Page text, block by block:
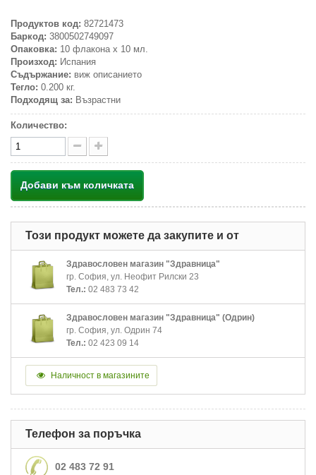
Продуктов код: 82721473
Баркод: 3800502749097
Опаковка: 10 флакона х 10 мл.
Произход: Испания
Съдържание: виж описанието
Тегло: 0.200 кг.
Подходящ за: Възрастни
Количество:
Добави към количката
Този продукт можете да закупите и от
Здравословен магазин "Здравница"
гр. София, ул. Неофит Рилски 23
Тел.: 02 483 73 42
Здравословен магазин "Здравница" (Одрин)
гр. София, ул. Одрин 74
Тел.: 02 423 09 14
Наличност в магазините
Телефон за поръчка
02 483 72 91